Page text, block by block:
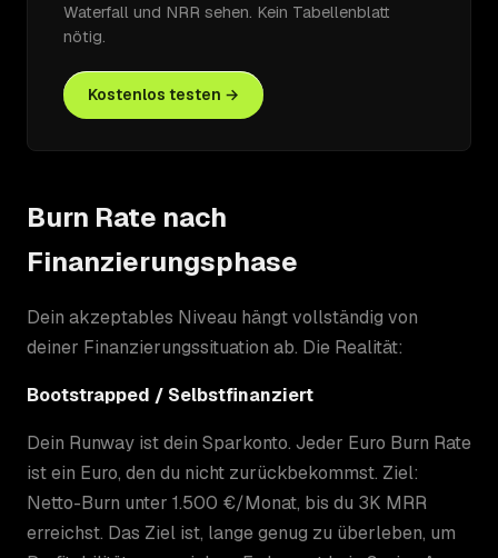
Waterfall und NRR sehen. Kein Tabellenblatt
nötig.
Kostenlos testen →
Burn Rate nach
Finanzierungsphase
Dein akzeptables Niveau hängt vollständig von
deiner Finanzierungssituation ab. Die Realität:
Bootstrapped / Selbstfinanziert
Dein Runway ist dein Sparkonto. Jeder Euro Burn Rate
ist ein Euro, den du nicht zurückbekommst. Ziel:
Netto-Burn unter 1.500 €/Monat, bis du 3K MRR
erreichst. Das Ziel ist, lange genug zu überleben, um